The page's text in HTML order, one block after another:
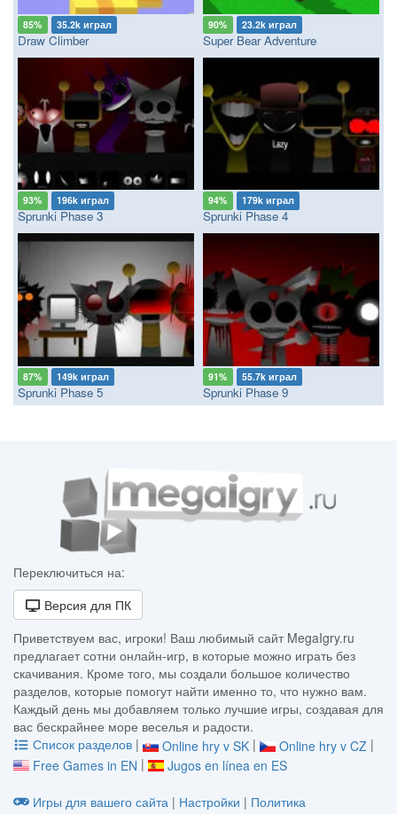
85% 35.2k играл
Draw Climber
90% 23.2k играл
Super Bear Adventure
93% 196k играл
Sprunki Phase 3
94% 179k играл
Sprunki Phase 4
87% 149k играл
Sprunki Phase 5
91% 55.7k играл
Sprunki Phase 9
Переключиться на:
Версия для ПК
Приветствуем вас, игроки! Ваш любимый сайт MegaIgry.ru
предлагает сотни онлайн-игр, в которые можно играть без
скачивания. Кроме того, мы создали большое количество
разделов, которые помогут найти именно то, что нужно вам.
Каждый день мы добавляем только лучшие игры, создавая для
вас бескрайнее море веселья и радости.
Список разделов | Online hry v SK | Online hry v CZ |
Free Games in EN |
Jugos en línea en ES
Игры для вашего сайта | Настройки | Политика